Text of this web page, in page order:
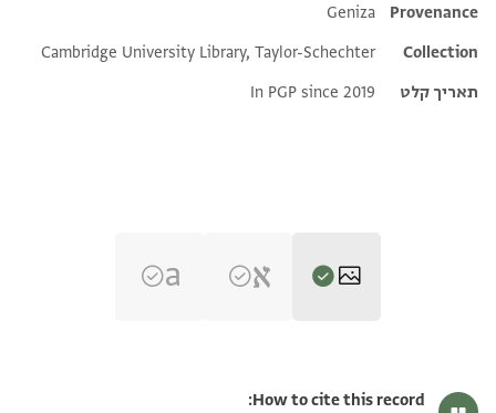
Additional metadata
Provenance
Geniza
Collection
Cambridge University Library, Taylor-Schechter
תאריך קלט
In PGP since 2019
How to cite this record: